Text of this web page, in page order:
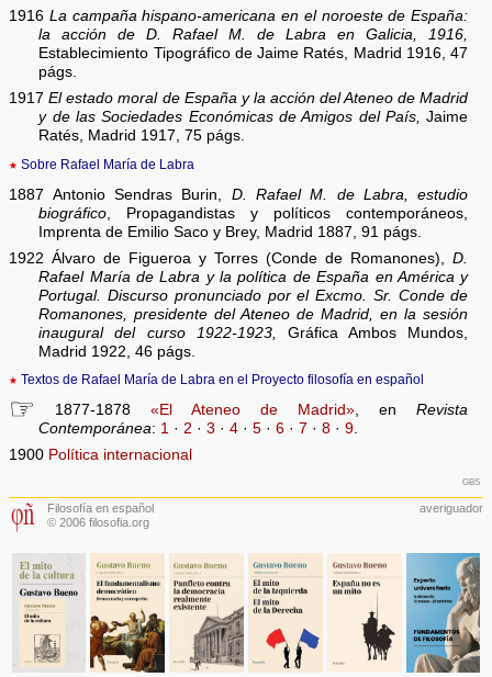
1916 La campaña hispano-americana en el noroeste de España:
la acción de D. Rafael M. de Labra en Galicia, 1916,
Establecimiento Tipográfico de Jaime Ratés, Madrid 1916, 47
págs.
1917El estado moral de España y la acción del Ateneo de Madrid
y de las Sociedades Económicas de Amigos del País, Jaime
Ratés, Madrid 1917, 75 págs.
★ Sobre Rafael María de Labra
1887 Antonio Sendras Burin, D. Rafael M. de Labra, estudio
biográfico , Propagandistas y políticos contemporáneos,
Imprenta de Emilio Saco y Brey, Madrid 1887, 91 págs.
1922 Álvaro de Figueroa y Torres (Conde de Romanones),D.
Rafael María de Labra y la política de España en América y
Portugal. Discurso pronunciado por el Excmo. Sr. Conde de
Romanones, presidente del Ateneo de Madrid, en la sesión
inaugural del curso 1922-1923,
Gráfica Ambos Mundos,
Madrid 1922, 46 págs.
★ Textos de Rafael María de Labra en el Proyecto filosofía en español
☞ 1877-1878«El Ateneo de Madrid», enRevista
Contemporánea: 1 ·2 ·3 ·4 ·5 ·6 ·7 ·8 ·9.
1900 Política internacional
gbs
Filosofía en español
© 2006 filosofia.org
averiguador